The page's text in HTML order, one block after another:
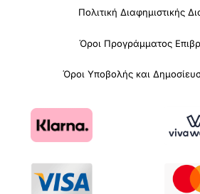
Πολιτική Διαφημιστικής
Όροι Προγράμματος
Όροι Υποβολής και